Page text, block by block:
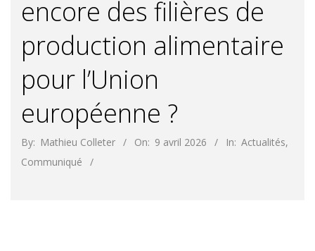
encore des filières de
production alimentaire
pour l’Union
européenne ?
By: Mathieu Colleter On: 9 avril 2026 In: Actualités,
Communiqué